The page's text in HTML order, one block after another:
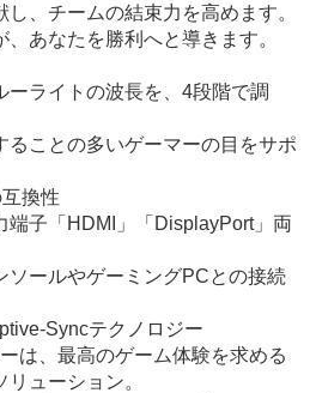
、チームの結束力を高めます。
あなたを勝利へと導きます。
ーライトの波長を、4段階で調
ることの多いゲーマーの目をサポ
換性
端子「HDMI」「DisplayPort」両
ソールやゲーミングPCとの接続
Syncテクノロジー
は、最高のゲーム体験を求める
ューション。